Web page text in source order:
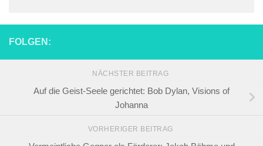
FOLGEN:
NÄCHSTER BEITRAG
Auf die Geist-Seele gerichtet: Bob Dylan, Visions of
Johanna
VORHERIGER BEITRAG